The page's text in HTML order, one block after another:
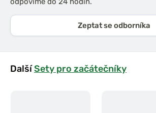
Zeptat se odborníka
DalšíSety pro začátečníky